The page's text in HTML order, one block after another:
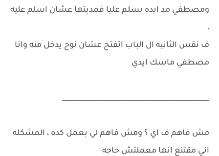
ومصطفي مد ايده يسلم عليا فمديتها عشان اسلم عليه
،
ف نقس الثانيه ال الباب اتفتح عشان نوح يدخل منه وانا
مصطفي ماسك ايدي
___________________________________________
مش فاهم ف اي ؟ ومش فاهم لي بعمل كده ، المشكله
اني مقتنع انها معملتش حاجه